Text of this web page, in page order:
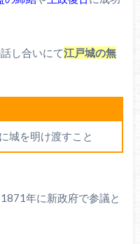
し合いにて江戸城の無
城を明け渡すこと
年に新政府で参議と